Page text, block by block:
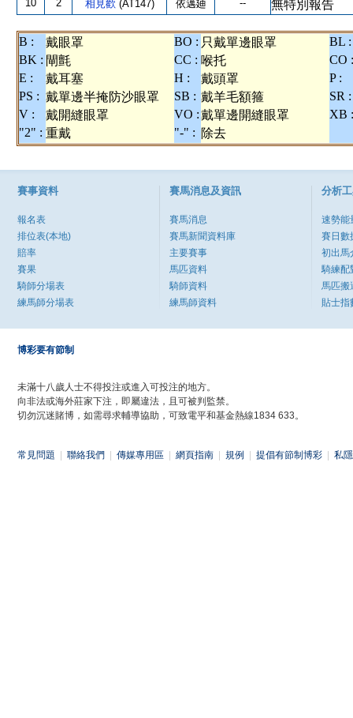
10 2 相見歡 (AT147) 依邁廸 -- 無特別報告
B : 戴眼罩 BO : 只戴單邊眼罩
BL :
BK : 閘氈 CC : 喉托
CO :
E :
戴耳塞 H : 戴頭罩
P :
PS : 戴單邊半掩防沙眼罩 SB : 戴羊毛額箍
SR :
V :
戴開縫眼罩 VO :戴單邊開縫眼罩
XB :
"2" : 重戴 "-" : 除去
賽事資料
報名表
排位表(本地)
賠率
賽果
騎師分場表
練馬師分場表
賽馬消息及資訊
賽馬消息
賽馬新聞資料庫
主要賽事
馬匹資料
騎師資料
練馬師資料
分析
速勢能
賽日數
初出馬
騎練配
馬匹搬
貼士指
博彩要有節制
未滿十八歲人士不得投注或進入可投注的地方。
向非法或海外莊家下注，即屬違法，且可被判監禁。
切勿沉迷賭博，如需尋求輔導協助，可致電平和基金熱線1834 633。
常見問題 聯絡我們 傳媒專用區 網頁指南 規例 提倡有節制博彩 私